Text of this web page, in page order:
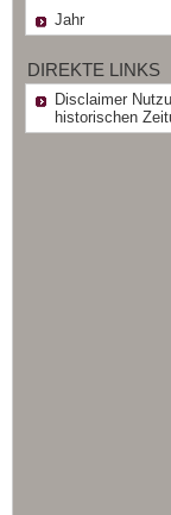
Jahr
DIREKTE LINKS
Disclaimer
historischen